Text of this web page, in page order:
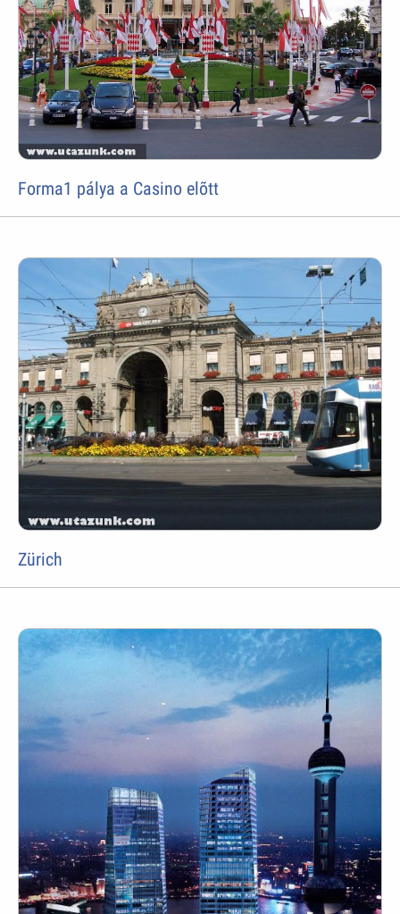
Forma1 pálya a Casino elõtt
Zürich